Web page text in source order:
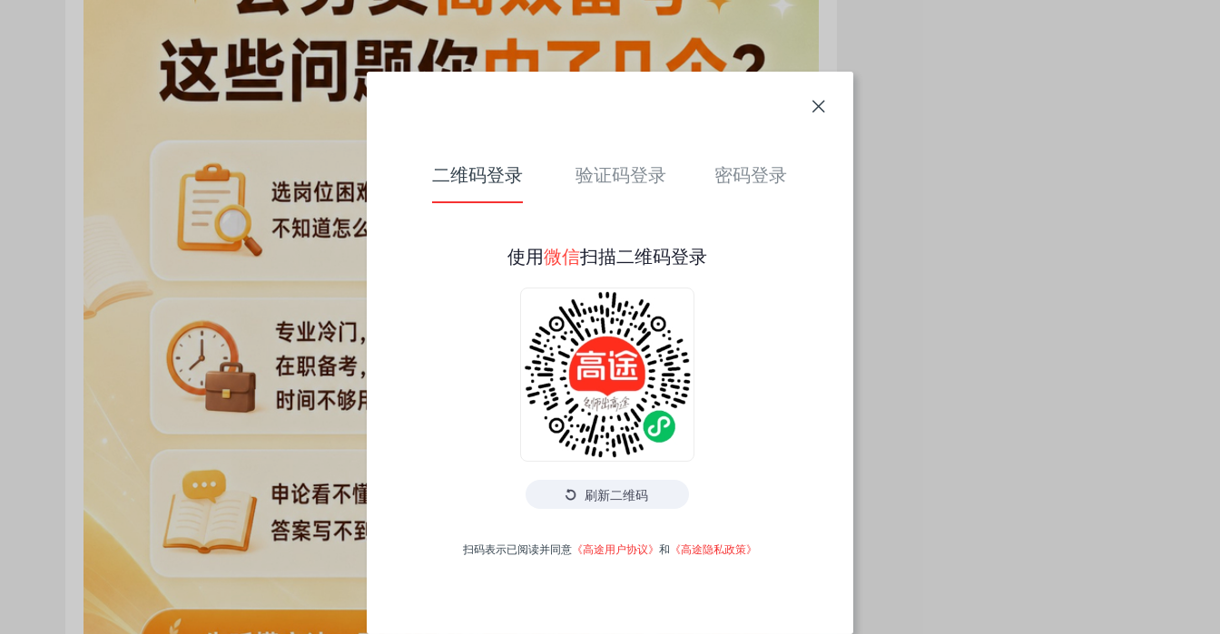
二维码登录 验证码登录 密码登录
使用微信扫描二维码登录
刷新二维码
扫码表示已阅读并同意 《高途用户协议》 和 《高途隐私政策》